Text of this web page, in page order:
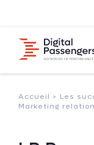
Accueil > Les
Marketing